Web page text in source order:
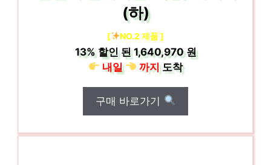
(하)
[ NO.2 제품 ]
13%할인 된1,640,970 원
내일
까지도착
구매 바로가기